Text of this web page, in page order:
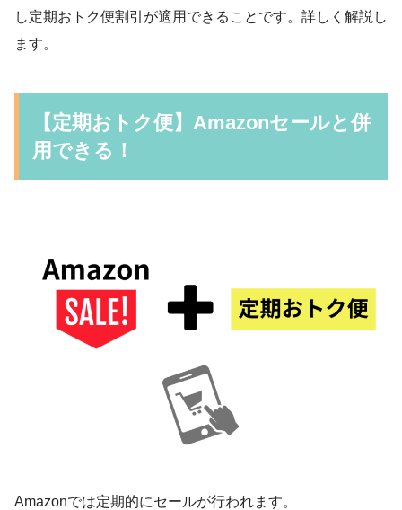
し定期おトク便割引が適用できることです。詳しく解説し
ます。
【定期おトク便】Amazonセールと併
用できる！
Amazonでは定期的にセールが行われます。